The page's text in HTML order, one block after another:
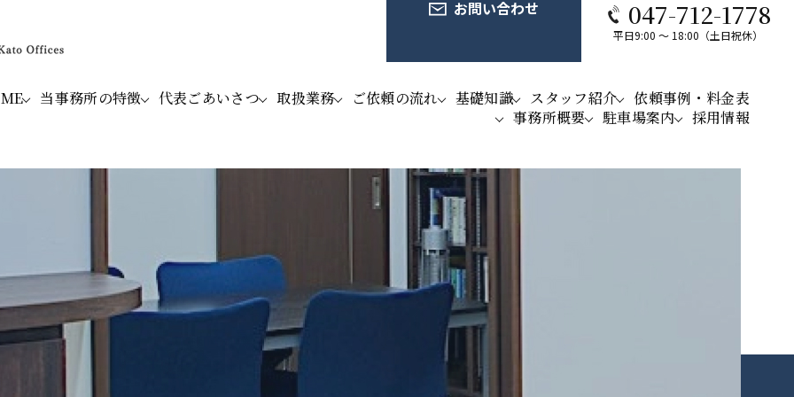
当事務所の特徴 代表ごあいさつ 取扱業務 ご依頼の流れ 基礎知識 スタッフ紹介
依頼事例・料金表
事務所概要
駐車場案内 採用情報
お問い合わせ 047-712-1778
平日9:00 ～ 18:00（土日祝休）